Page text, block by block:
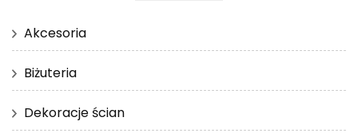
Akcesoria
Biżuteria
Dekoracje ścian